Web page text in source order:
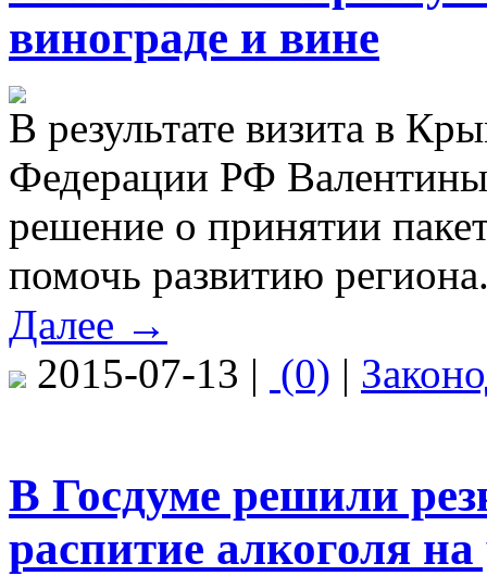
винограде и вине
В результате визита в
Федерации РФ
решение о принятии
помочь развитию
Далее →
2015-07-13 | (0) |
В Госдуме решили
распитие алкоголя